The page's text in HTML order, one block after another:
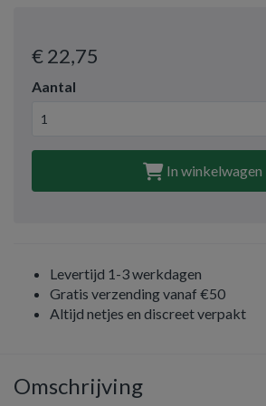
€ 22,75
Aantal
In winkelwagen
Levertijd 1-3 werkdagen
Gratis verzending vanaf €50
Altijd netjes en discreet verpakt
Omschrijving